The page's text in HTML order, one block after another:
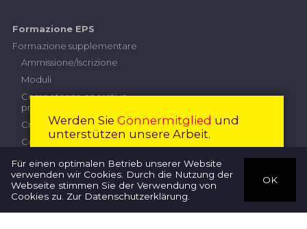
Formazione EPS
Formazione supplementare
Ammissione/Iscrizione
Moduli
Competenze operative
professionali
Criteri di prestazione
Contributi
Esame professionale superiore
Commissione d'esame
Iscrizione
Werden Sie Gönnermitglied und
unterstützen unsere Arbeit.
Diventare membro Chiudi
Für einen optimalen Betrieb unserer Website
verwenden wir Cookies. Durch die Nutzung der
Webseite stimmen Sie der Verwendung von
Cookies zu. Zur Datenschutzerklärung
OK